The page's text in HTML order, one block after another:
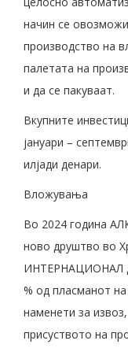
начин се
производство на
палетата на
и да се пакуваат.
Вкупните
јануари –
илјади денари.
Вложувања
Во 2024 година
ново друштво во
ИНТЕРНАЦИОНАЛ
% од пласманот
наменети за
присуството на